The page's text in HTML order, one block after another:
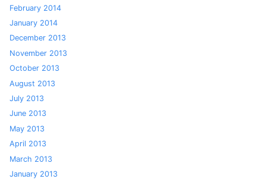
February 2014
January 2014
December 2013
November 2013
October 2013
August 2013
July 2013
June 2013
May 2013
April 2013
March 2013
January 2013